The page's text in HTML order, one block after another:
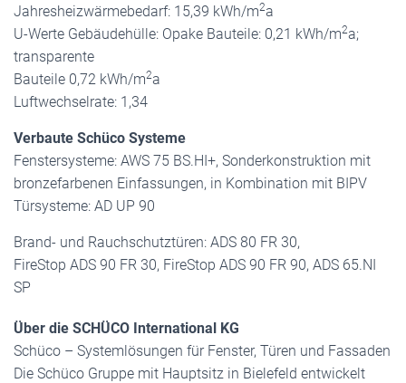
Jahresheizwärmebedarf: 15,39 kWh/m2a
U-Werte Gebäudehülle: Opake Bauteile: 0,21 kWh/m2a;
transparente
Bauteile 0,72 kWh/m2a
Luftwechselrate: 1,34
Verbaute Schüco Systeme
Fenstersysteme: AWS 75 BS.HI+, Sonderkonstruktion mit
bronzefarbenen Einfassungen, in Kombination mit BIPV
Türsysteme: AD UP 90
Brand- und Rauchschutztüren: ADS 80 FR 30,
FireStop ADS 90 FR 30, FireStop ADS 90 FR 90, ADS 65.NI
SP
Über die SCHÜCO International KG
Schüco – Systemlösungen für Fenster, Türen und Fassaden
Die Schüco Gruppe mit Hauptsitz in Bielefeld entwickelt